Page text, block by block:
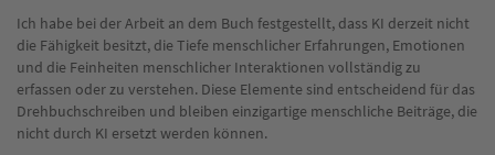
Ich habe bei der Arbeit an dem Buch festgestellt, dass KI derzeit nicht
die Fähigkeit besitzt, die Tiefe menschlicher Erfahrungen, Emotionen
und die Feinheiten menschlicher Interaktionen vollständig zu
erfassen oder zu verstehen. Diese Elemente sind entscheidend für das
Drehbuchschreiben und bleiben einzigartige menschliche Beiträge, die
nicht durch KI ersetzt werden können.